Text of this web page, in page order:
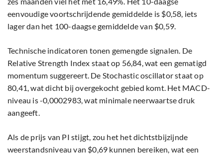
eenvoudige voortschrijdende gemiddelde is $0,58, iets
lager dan het 100-daagse gemiddelde van $0,59.
Technische indicatoren tonen gemengde signalen. De
Relative Strength Index staat op 56,84, wat een gematigd
momentum suggereert. De Stochastic oscillator staat op
80,41, wat dicht bij overgekocht gebied komt. Het MACD-
niveau is -0,0002983, wat minimale neerwaartse druk
aangeeft.
Als de prijs van PI stijgt, zou het het dichtstbijzijnde
weerstandsniveau van $0,69 kunnen bereiken, wat een